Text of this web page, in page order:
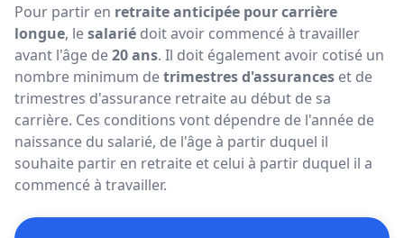
Pour partir en retraite anticipée pour carrière
longue, lesalarié doit avoir commencé à travailler
avant l'âge de20 ans. Il doit également avoir cotisé un
nombre minimum detrimestres d'assurances et de
trimestres d'assurance retraite au début de sa
carrière. Ces conditions vont dépendre de l'année de
naissance du salarié, de l'âge à partir duquel il
souhaite partir en retraite et celui à partir duquel il a
commencé à travailler.